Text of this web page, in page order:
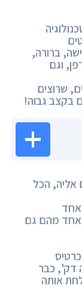
ברורה,
וגם
שרוצים
בקצב גבוה!
אליה, הכל
אחד מהם גם
דק', כבר
אותה